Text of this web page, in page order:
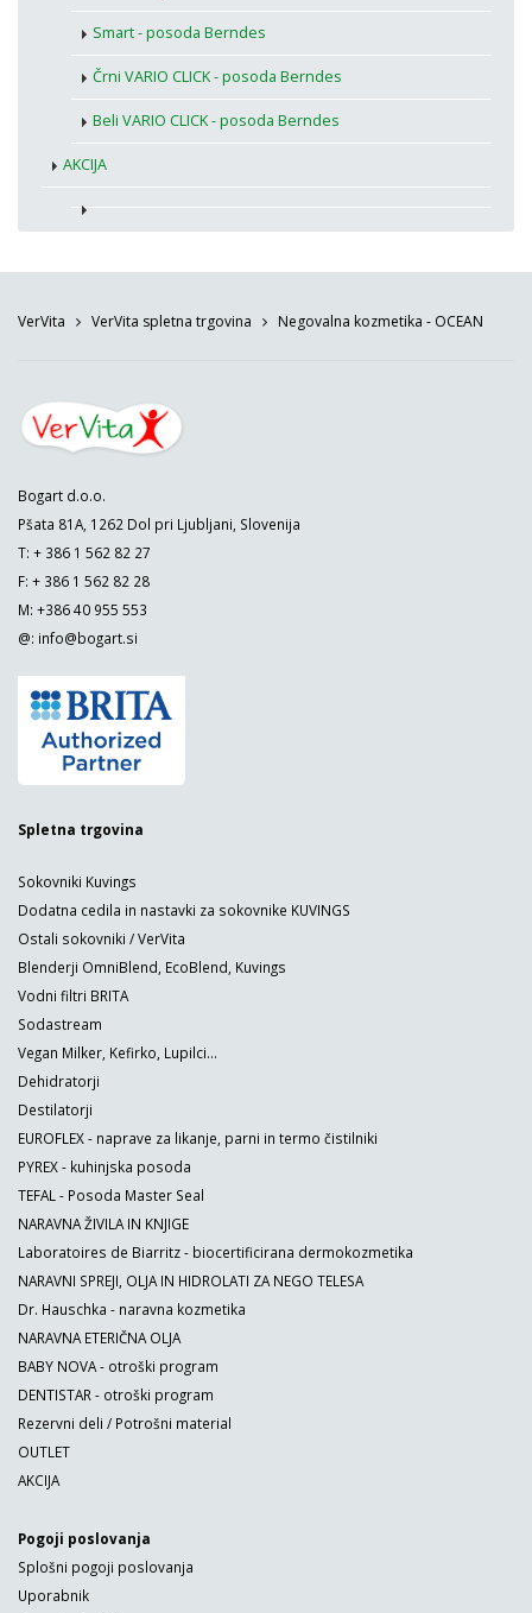
Smart - posoda Berndes
Črni VARIO CLICK - posoda Berndes
Beli VARIO CLICK - posoda Berndes
AKCIJA
VerVita VerVita spletna trgovina Negovalna kozmetika - OCEAN
Bogart d.o.o.
Pšata 81A, 1262 Dol pri Ljubljani, Slovenija
T: + 386 1 562 82 27
F: + 386 1 562 82 28
M: +386 40 955 553
@: info@bogart.si
Spletna trgovina
Sokovniki Kuvings
Dodatna cedila in nastavki za sokovnike KUVINGS
Ostali sokovniki / VerVita
Blenderji OmniBlend, EcoBlend, Kuvings
Vodni filtri BRITA
Sodastream
Vegan Milker, Kefirko, Lupilci...
Dehidratorji
Destilatorji
EUROFLEX - naprave za likanje, parni in termo čistilniki
PYREX - kuhinjska posoda
TEFAL - Posoda Master Seal
NARAVNA ŽIVILA IN KNJIGE
Laboratoires de Biarritz - biocertificirana dermokozmetika
NARAVNI SPREJI, OLJA IN HIDROLATI ZA NEGO TELESA
Dr. Hauschka - naravna kozmetika
NARAVNA ETERIČNA OLJA
BABY NOVA - otroški program
DENTISTAR - otroški program
Rezervni deli / Potrošni material
OUTLET
AKCIJA
Pogoji poslovanja
Splošni pogoji poslovanja
Uporabnik